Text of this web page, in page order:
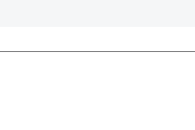
Stoff souverän.
zweiten